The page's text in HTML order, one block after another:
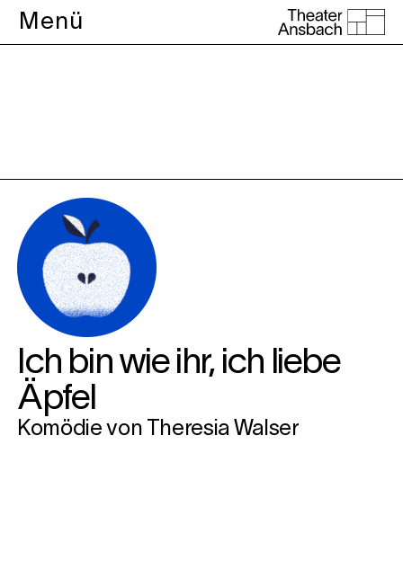
Menü
Ich bin wie ihr, ich liebe
Äpfel
Komödie von Theresia Walser